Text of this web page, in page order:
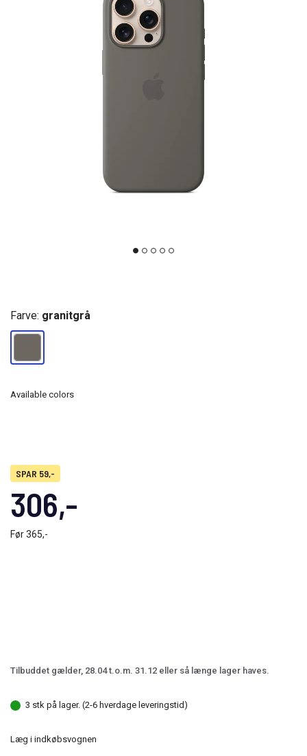
SPAR 59,-
306,-
Før365,-
Farve: granitgrå
Available colors
Tilbuddet gælder, 28.04 t.o.m. 31.12 eller så længe lager haves.
3 stk på lager. (2-6 hverdage leveringstid)
Læg i indkøbsvognen